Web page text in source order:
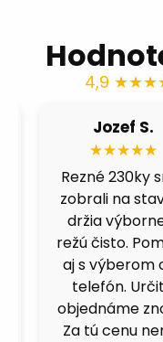
4,9
Róbert H.
★★★★★
Fíbre 80 nás
celkom
Brúsime čiernu
ocel a berú
dobre, nepália
nenechávajú
stopu.
objednáme